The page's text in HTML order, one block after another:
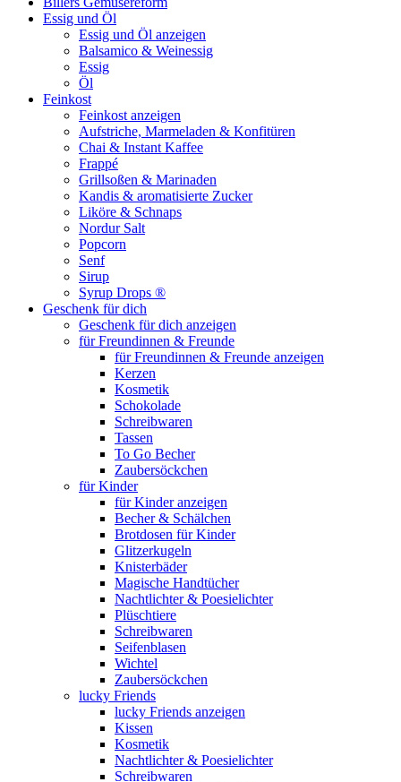
Essig und Öl
Essig und Öl anzeigen
Balsamico & Weinessig
Essig
Öl
Feinkost
Feinkost anzeigen
Aufstriche, Marmeladen & Konfitüren
Chai & Instant Kaffee
Frappé
Grillsoßen & Marinaden
Kandis & aromatisierte Zucker
Liköre & Schnaps
Nordur Salt
Popcorn
Senf
Sirup
Syrup Drops ®
Geschenk für dich
Geschenk für dich anzeigen
für Freundinnen & Freunde
für Freundinnen & Freunde anzeigen
Kerzen
Kosmetik
Schokolade
Schreibwaren
Tassen
To Go Becher
Zaubersöckchen
für Kinder
für Kinder anzeigen
Becher & Schälchen
Brotdosen für Kinder
Glitzerkugeln
Knisterbäder
Magische Handtücher
Nachtlichter & Poesielichter
Plüschtiere
Schreibwaren
Seifenblasen
Wichtel
Zaubersöckchen
lucky Friends
lucky Friends anzeigen
Kissen
Kosmetik
Nachtlichter & Poesielichter
Schreibwaren